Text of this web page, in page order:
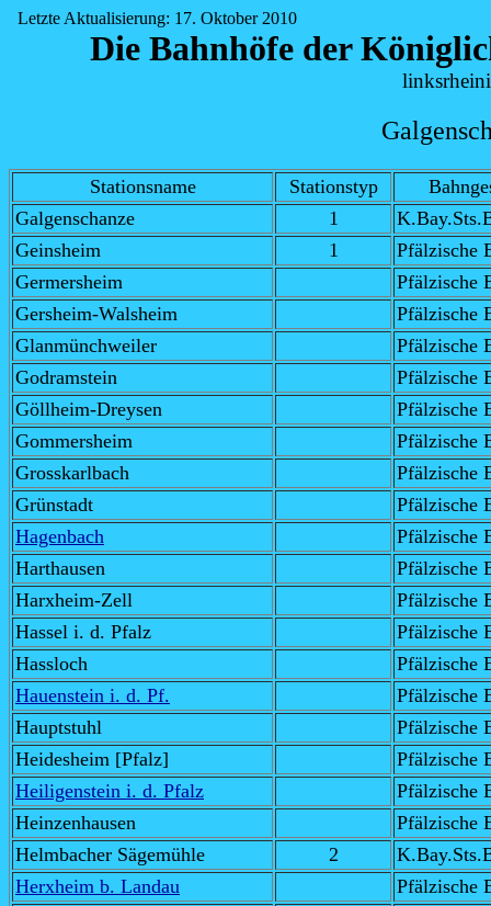
Letzte Aktualisierung: 17. Oktober 2010
Die Bahnhöfe der
Stationsname Stationstyp
Galgenschanze
1
Geinsheim
1
Pfälzische
Germersheim
Pfälzische
Gersheim-Walsheim
Pfälzische
Glanmünchweiler
Pfälzische
Godramstein
Pfälzische
Göllheim-Dreysen
Pfälzische
Gommersheim
Pfälzische
Grosskarlbach
Pfälzische
Grünstadt
Pfälzische
Hagenbach
Pfälzische
Harthausen
Pfälzische
Harxheim-Zell
Pfälzische
Hassel i. d. Pfalz
Pfälzische
Hassloch
Pfälzische
Hauenstein i. d. Pf.
Pfälzische
Hauptstuhl
Pfälzische
Heidesheim [Pfalz]
Pfälzische
Heiligenstein i. d. Pfalz
Pfälzische
Heinzenhausen
Pfälzische
Helmbacher Sägemühle
2
Herxheim b. Landau
Pfälzische